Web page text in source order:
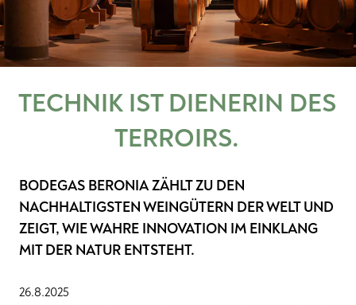
TECHNIK IST DIENERIN DES
TERROIRS.
BODEGAS BERONIA ZÄHLT ZU DEN
NACHHALTIGSTEN WEINGÜTERN DER WELT UND
ZEIGT, WIE WAHRE INNOVATION IM EINKLANG
MIT DER NATUR ENTSTEHT.
26.8.2025